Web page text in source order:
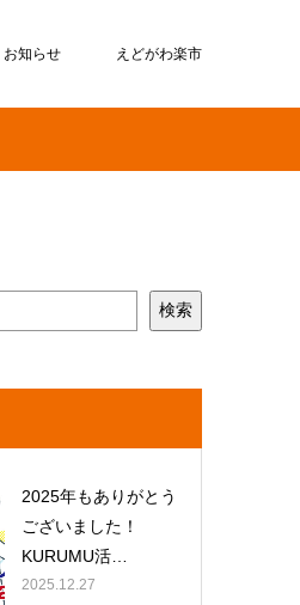
お知らせ えどがわ楽市
検索
2025年もありがとう
ございました！
KURUMU活…
2025.12.27